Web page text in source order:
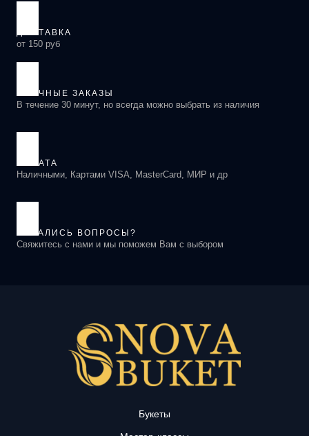
ДОСТАВКА
от 150 руб
СРОЧНЫЕ ЗАКАЗЫ
В течение 30 минут, но всегда можно выбрать из наличия
ОПЛАТА
Наличными, Картами VISA, MasterCard, МИР и др
ОСТАЛИСЬ ВОПРОСЫ?
Свяжитесь с нами и мы поможем Вам с выбором
Букеты